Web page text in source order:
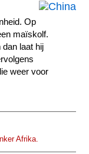
Op
maïskolf.
laat hij
weer voor
Afrika.